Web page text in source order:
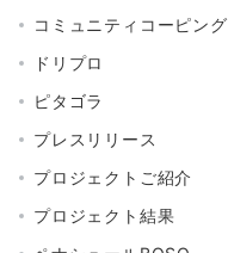
コミュニティコーピング
ドリプロ
ピタゴラ
プレスリリース
プロジェクトご紹介
プロジェクト結果